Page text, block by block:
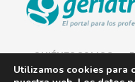
QUIÉNES SOMOS
Utilizamos cookies para